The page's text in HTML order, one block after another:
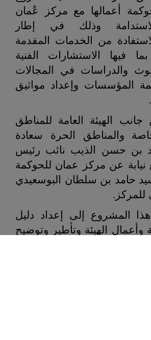
أعمالها مع مركز عُمان
وذلك في إطار
من الخدمات المقدمة
فيها الاستشارات الفنية
والدراسات في المجالات
المؤسسات وإعداد مواثيق
الهيئة العامة للمناطق
والمناطق الحرة سعادة
بن حسن الذيب نائب رئيس
نيابة عن مركز عمان للحوكمة
حامد بن سلطان البوسعيدي
للمركز .
المشروع إلى إعداد دليل
الهيئة وتأطير وتوضيح